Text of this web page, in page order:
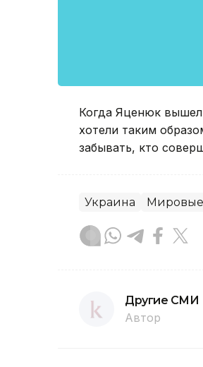
Когда Яценюк вышел
хотели таким
забывать, кто
Украина Мировые
Другие СМИ
Автор